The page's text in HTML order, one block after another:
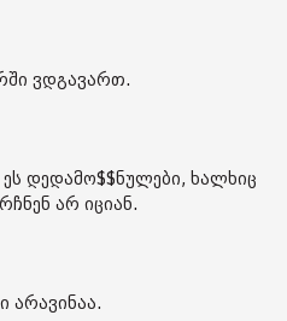
ვდგავართ.
დედამო$$ნულები, ხალხიც
არ იციან.
არავინაა.